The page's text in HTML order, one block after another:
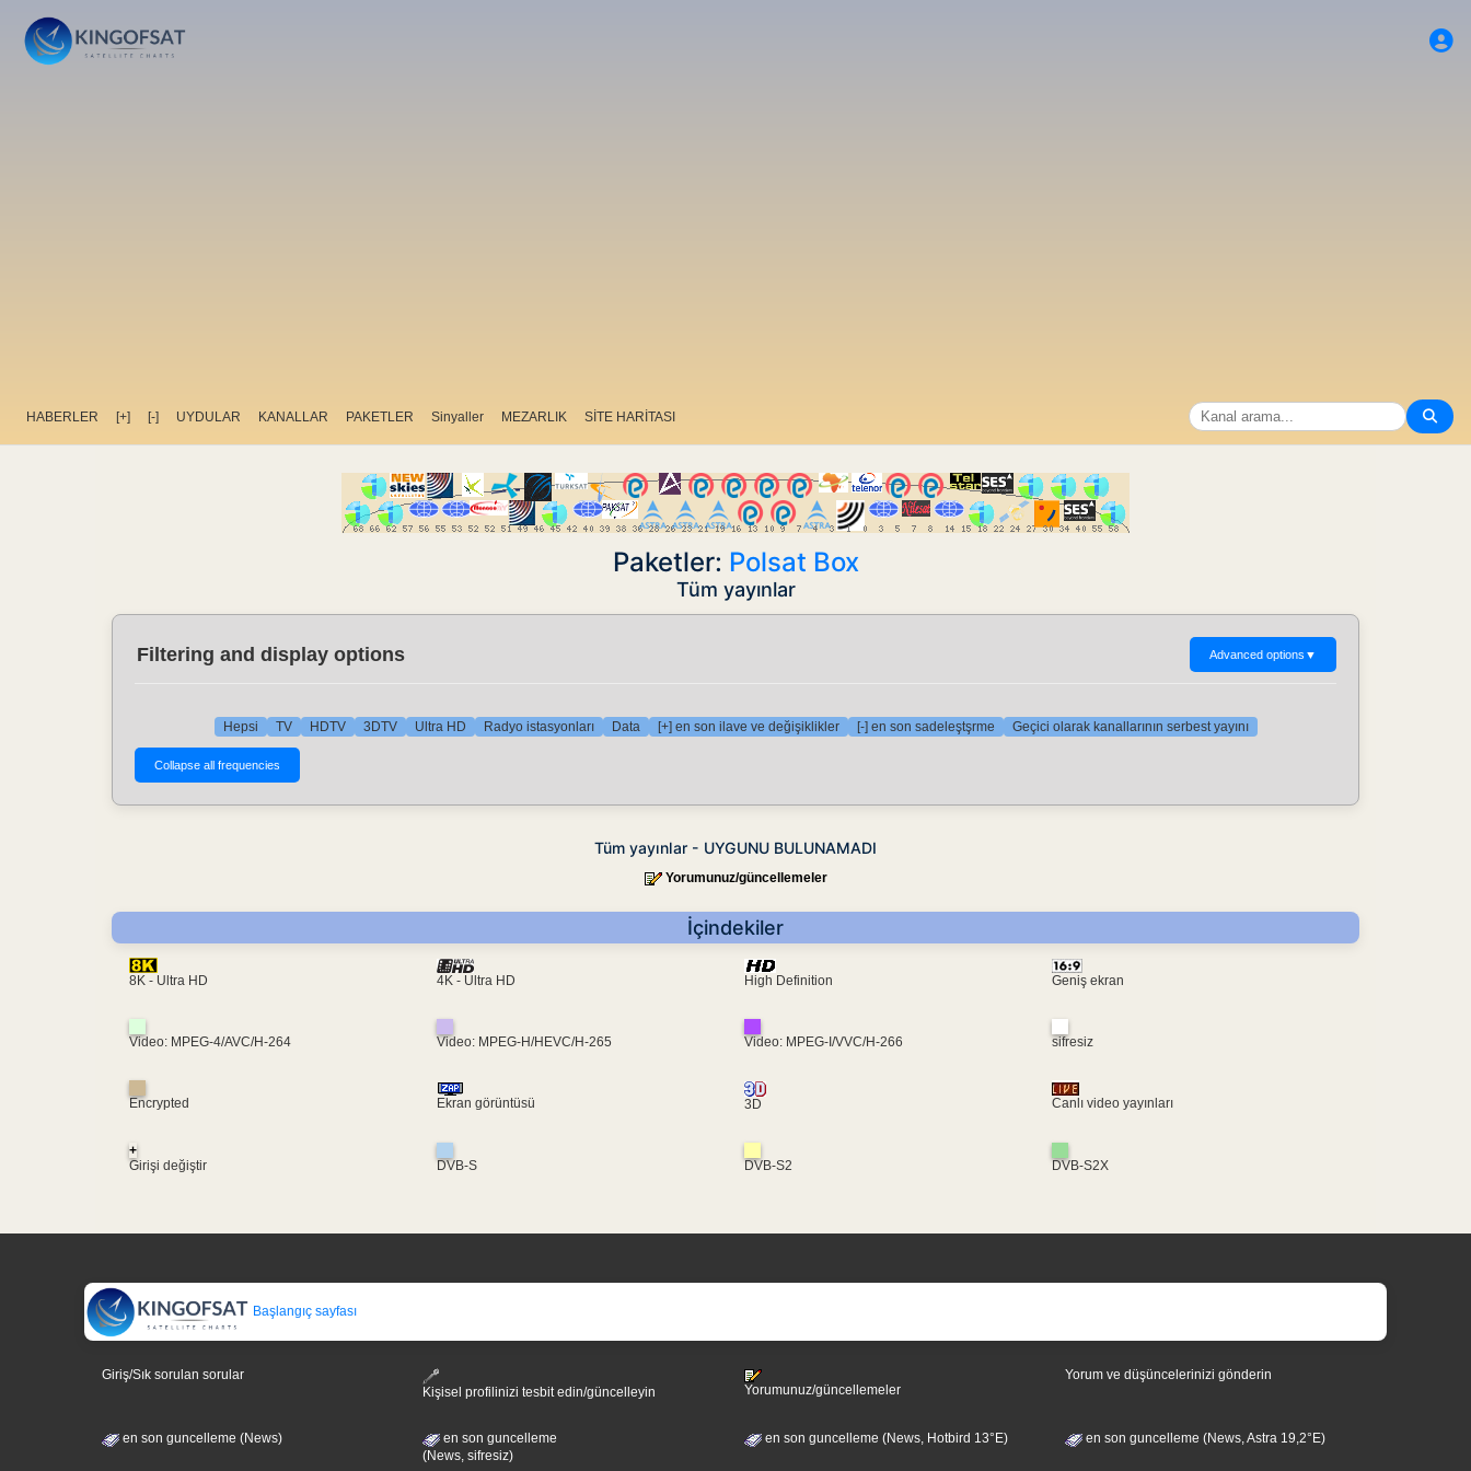
HABERLER [+] [-] UYDULAR KANALLAR PAKETLER Sinyaller MEZARLIK SİTE HARİTASI
Paketler: Polsat Box
Tüm yayınlar
Filtering and display options Advanced options ▼
Hepsi TV HDTV 3DTV Ultra HD Radyo istasyonları Data [+] en son ilave ve değişiklikler [-] en son sadeleştşrme Geçici olarak kanallarının serbest yayını
Tüm yayınlar - UYGUNU BULUNAMADI
Yorumunuz/güncellemeler
İçindekiler
8K - Ultra HD 4K - Ultra HD High Definition Geniş ekran
Video: MPEG-4/AVC/H-264 Video: MPEG-H/HEVC/H-265 Video: MPEG-I/VVC/H-266 sifresiz
Encrypted Ekran görüntüsü 3D Canlı video yayınları
+
Girişi değiştir
DVB-S DVB-S2 DVB-S2X
Başlangıç sayfası
Giriş/Sık sorulan sorular
Kişisel profilinizi tesbit edin/güncelleyin
Yorumunuz/güncellemeler
Yorum ve düşüncelerinizi gönderin
en son guncelleme (News)
en son guncelleme
(News, sifresiz)
en son guncelleme (News, Hotbird 13°E) en son guncelleme (News, Astra 19,2°E)